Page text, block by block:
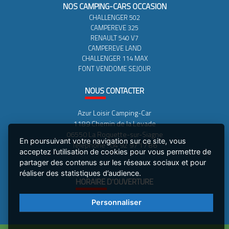
NOS CAMPING-CARS OCCASION
CHALLENGER 502
CAMPEREVE 325
RENAULT 540 V7
CAMPEREVE LAND
CHALLENGER 114 MAX
FONT VENDOME SEJOUR
NOUSCONTACTER
Azur Loisir Camping-Car
1189 Chemin de la Levade
06550 La Roquette-sur-Siagne
Téléphone : 04 92 97 17 86
HORAIRED'OUVERTURE
MARDI AU VENDREDI : 9H-12H30 - 14H-18H30
SAMEDI : 9H-12H30 - 14H00 - 18H00
En poursuivant votre navigation sur ce site, vous
acceptez l’utilisation de cookies pour vous permettre de
partager des contenus sur les réseaux sociaux et pour
réaliser des statistiques d’audience.
Personnaliser